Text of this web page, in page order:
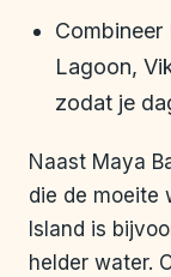
Combineer
Lagoon,
zodat je
Naast Maya
die de moeite
Island is
helder water.